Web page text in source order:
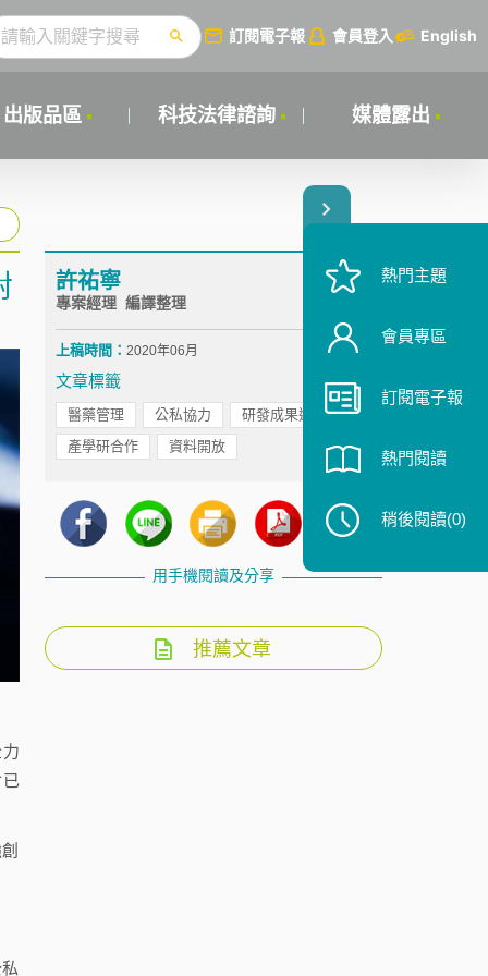
訂閱電子報 會員登入 English
出版品區 科技法律諮詢 媒體露出
許祐寧
專案經理 編譯整理
上稿時間： 2020年06月
文章標籤
醫藥管理 公私協力
研發成果運用
產學研合作
資料開放
用手機閱讀及分享
推薦文章
熱門主題
會員專區
訂閱電子報
熱門閱讀
稍後閱讀(0)